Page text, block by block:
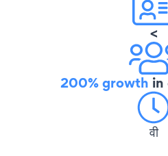
<
200% growth in
वी